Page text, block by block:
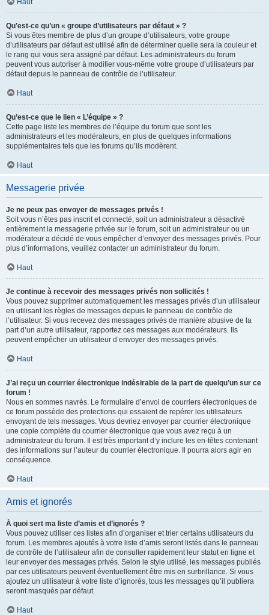
Haut
Qu’est-ce qu’un « groupe d’utilisateurs par défaut » ?
Si vous êtes membre de plus d’un groupe d’utilisateurs, votre groupe
d’utilisateurs par défaut est utilisé afin de déterminer quelle sera la couleur et
le rang qui vous sera assigné par défaut. Les administrateurs du forum
peuvent vous autoriser à modifier vous-même votre groupe d’utilisateurs par
défaut depuis le panneau de contrôle de l’utilisateur.
Haut
Qu’est-ce que le lien « L’équipe » ?
Cette page liste les membres de l’équipe du forum que sont les
administrateurs et les modérateurs, en plus de quelques informations
supplémentaires tels que les forums qu’ils modèrent.
Haut
Messagerie privée
Je ne peux pas envoyer de messages privés !
Soit vous n’êtes pas inscrit et connecté, soit un administrateur a désactivé
entièrement la messagerie privée sur le forum, soit un administrateur ou un
modérateur a décidé de vous empêcher d’envoyer des messages privés. Pour
plus d’informations, veuillez contacter un administrateur du forum.
Haut
Je continue à recevoir des messages privés non sollicités !
Vous pouvez supprimer automatiquement les messages privés d’un utilisateur
en utilisant les règles de messages depuis le panneau de contrôle de
l’utilisateur. Si vous recevez des messages privés de manière abusive de la
part d’un autre utilisateur, rapportez ces messages aux modérateurs. Ils
peuvent empêcher un utilisateur d’envoyer des messages privés.
Haut
J’ai reçu un courrier électronique indésirable de la part de quelqu’un sur ce
forum !
Nous en sommes navrés. Le formulaire d’envoi de courriers électroniques de
ce forum possède des protections qui essaient de repérer les utilisateurs
envoyant de tels messages. Vous devriez envoyer par courrier électronique
une copie complète du courrier électronique que vous avez reçu à un
administrateur du forum. Il est très important d’y inclure les en-têtes contenant
des informations sur l’auteur du courrier électronique. Il pourra alors agir en
conséquence.
Haut
Amis et ignorés
À quoi sert ma liste d’amis et d’ignorés ?
Vous pouvez utiliser ces listes afin d’organiser et trier certains utilisateurs du
forum. Les membres ajoutés à votre liste d’amis seront listés dans le panneau
de contrôle de l’utilisateur afin de consulter rapidement leur statut en ligne et
leur envoyer des messages privés. Selon le style utilisé, les messages publiés
par ces utilisateurs peuvent éventuellement être mis en surbrillance. Si vous
ajoutez un utilisateur à votre liste d’ignorés, tous les messages qu’il publiera
seront masqués par défaut.
Haut